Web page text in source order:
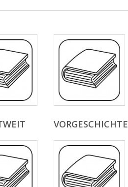
VORGESCHICHTE